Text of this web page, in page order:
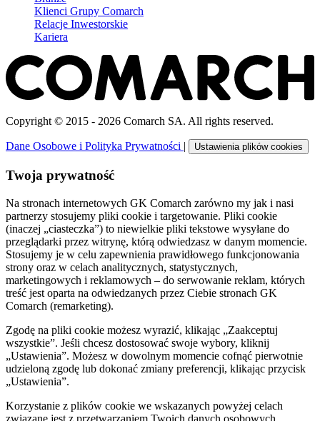
Klienci Grupy Comarch
Relacje Inwestorskie
Kariera
Copyright © 2015 - 2026 Comarch SA. All rights reserved.
Dane Osobowe i Polityka Prywatności | Ustawienia plików cookies
Twoja prywatność
Na stronach internetowych GK Comarch zarówno my jak i nasi
partnerzy stosujemy pliki cookie i targetowanie. Pliki cookie
(inaczej „ciasteczka”) to niewielkie pliki tekstowe wysyłane do
przeglądarki przez witrynę, którą odwiedzasz w danym momencie.
Stosujemy je w celu zapewnienia prawidłowego funkcjonowania
strony oraz w celach analitycznych, statystycznych,
marketingowych i reklamowych – do serwowanie reklam, których
treść jest oparta na odwiedzanych przez Ciebie stronach GK
Comarch (remarketing).
Zgodę na pliki cookie możesz wyrazić, klikając „Zaakceptuj
wszystkie”. Jeśli chcesz dostosować swoje wybory, kliknij
„Ustawienia”. Możesz w dowolnym momencie cofnąć pierwotnie
udzieloną zgodę lub dokonać zmiany preferencji, klikając przycisk
„Ustawienia”.
Korzystanie z plików cookie we wskazanych powyżej celach
związane jest z przetwarzaniem Twoich danych osobowych.